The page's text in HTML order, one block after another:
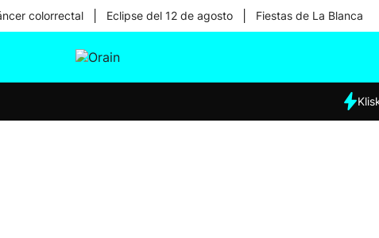
colorrectal Eclipse del 12 de agosto Fiestas de La Blanca